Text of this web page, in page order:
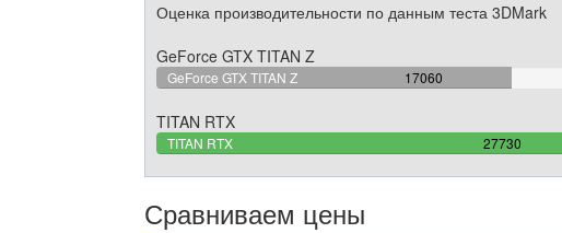
Оценка производительности по данным теста 3DMark
GeForce GTX TITAN Z
GeForce GTX TITAN Z 17060
61.521817526145%
TITAN RTX
TITAN RTX 27730
100%
Сравниваем цены